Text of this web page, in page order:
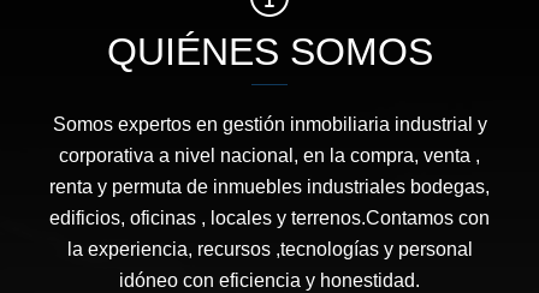
QUIÉNES SOMOS
Somos expertos en gestión inmobiliaria industrial y
corporativa a nivel nacional, en la compra, venta ,
renta y permuta de inmuebles industriales bodegas,
edificios, oficinas , locales y terrenos.Contamos con
la experiencia, recursos ,tecnologías y personal
idóneo con eficiencia y honestidad.